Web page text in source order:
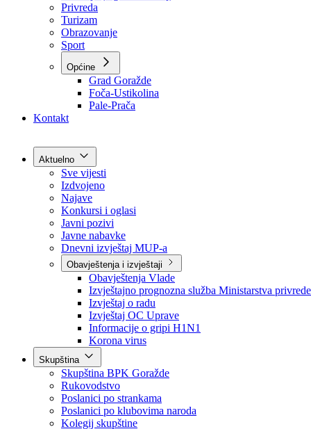
O kantonu
Simboli kantona (Grb, zastava)
Historija (digitalni muzej)
Privreda
Turizam
Obrazovanje
Sport
Općine
Kontakt
Aktuelno
Sve vijesti
Izdvojeno
Najave
Konkursi i oglasi
Javni pozivi
Javne nabavke
Dnevni izvještaj MUP-a
Obavještenja i izvještaji
Obavještenja Vlade
Izvještajno prognozna služba Ministarstva privrede
Izvještaj o radu
Izvještaj OC Uprave
Informacije o gripi H1N1
Korona virus
Skupština
Skupština BPK Goražde
Rukovodstvo